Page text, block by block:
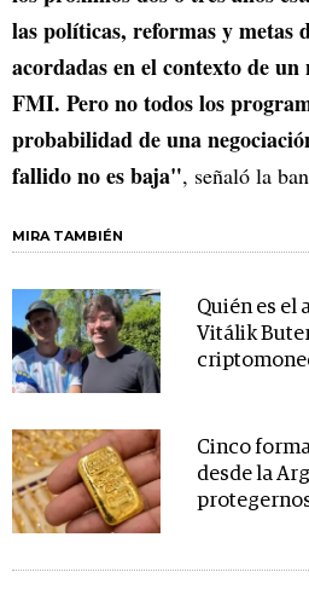
las políticas, reformas y metas
acordadas en el contexto de
FMI. Pero no todos los
probabilidad de una
fallido no es baja", señaló la
MIRA TAMBIÉN
Quién es el
Vitálik
Cinco
desde la